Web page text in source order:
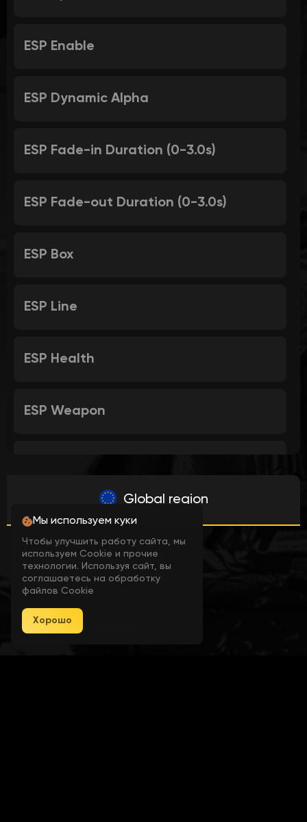
ESP Enable
ESP Dynamic Alpha
ESP Fade-in Duration (0-3.0s)
ESP Fade-out Duration (0-3.0s)
ESP Box
ESP Line
ESP Health
ESP Weapon
ESP Ammo
ESP Name
ESP Avatar
Global region
Оформление
заказа
Выберите тарифный план
Мы используем куки
Чтобы улучшить работу сайта, мы
используем Cookie и прочие
технологии. Используя сайт, вы
соглашаетесь на обработку
файлов Cookie
Хорошо